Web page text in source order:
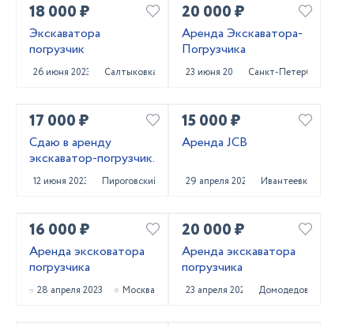
18 000 ₽
Экскаватора
погрузчик
26 июня 2023 Салтыковка
20 000 ₽
Аренда Экскаватора-
Погрузчика
23 июня 2023 Санкт-Петербург
17 000 ₽
Сдаю в аренду
экскаватор-погрузчик.
12 июня 2023 Пироговский
15 000 ₽
Аренда JCB
29 апреля 2023 Ивантеевка
16 000 ₽
Аренда эксковатора
погрузчика
28 апреля 2023 Москва
20 000 ₽
Аренда экскаватора
погрузчика
23 апреля 2023 Домодедово